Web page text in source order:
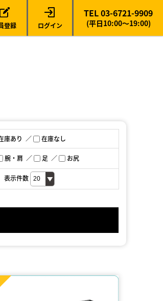
登録 ログイン
TEL 03-6721-9909
(平日10:00～19:00)
庫あり 在庫なし
腕・肩 足 お尻
表示件数